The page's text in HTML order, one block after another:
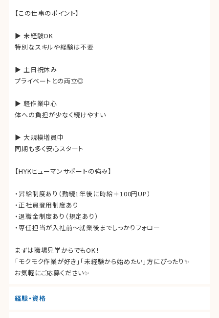
【この仕事のポイント】
▶ 未経験OK
特別なスキルや経験は不要
▶ 土日祝休み
プライベートとの両立◎
▶ 軽作業中心
体への負担が少なく続けやすい
▶ 大規模増員中
同期も多く安心スタート
【HYKヒューマンサポートの強み】
・昇給制度あり（勤続1年後に時給＋100円UP）
・正社員登用制度あり
・退職金制度あり（規定あり）
・専任担当が入社前〜就業後までしっかりフォロー
まずは職場見学からでもOK！
「モクモク作業が好き」「未経験から始めたい」方にぴったり✨
お気軽にご応募ください✨
経験・資格